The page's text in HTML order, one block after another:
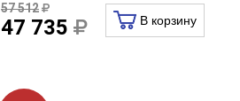
57 512
47 735 В корзину